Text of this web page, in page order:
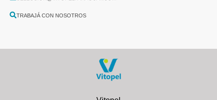
TRABAJÁ CON NOSOTROS